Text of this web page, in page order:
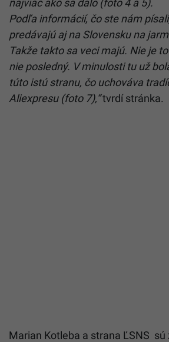
Podľa informácií, čo ste nám
predávajú aj na Slovensku na
Takže takto sa veci majú. Nie je
nie posledný. V minulosti tu už
túto istú stranu, čo uchováva
Aliexpresu (foto 7),“tvrdí stránka.
Marian Kotleba a strana ĽSNS sú